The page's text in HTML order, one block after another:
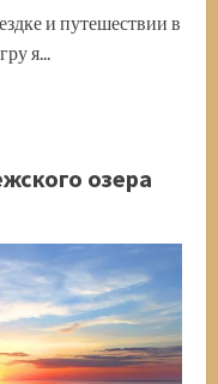
и путешествии в
я...
озера